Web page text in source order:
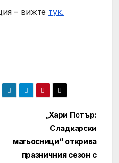
– вижте тук.
„Хари Потър:
Сладкарски
магьосници“ открива
празничния сезон с